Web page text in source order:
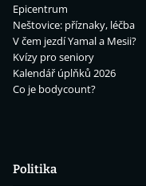
Epicentrum
Neštovice: příznaky, léčba
V čem jezdí Yamal a Mesii?
Kvízy pro seniory
Kalendář úplňků 2026
Co je bodycount?
Politika